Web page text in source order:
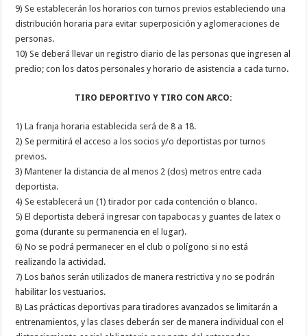
9) Se establecerán los horarios con turnos previos estableciendo una
distribución horaria para evitar superposición y aglomeraciones de
personas.
10) Se deberá llevar un registro diario de las personas que ingresen al
predio; con los datos personales y horario de asistencia a cada turno.
TIRO DEPORTIVO Y TIRO CON ARCO:
1) La franja horaria establecida será de 8 a 18.
2) Se permitirá el acceso a los socios y/o deportistas por turnos
previos.
3) Mantener la distancia de al menos 2 (dos) metros entre cada
deportista.
4) Se establecerá un (1) tirador por cada contención o blanco.
5) El deportista deberá ingresar con tapabocas y guantes de latex o
goma (durante su permanencia en el lugar).
6) No se podrá permanecer en el club o polígono si no está
realizando la actividad.
7) Los baños serán utilizados de manera restrictiva y no se podrán
habilitar los vestuarios.
8) Las prácticas deportivas para tiradores avanzados se limitarán a
entrenamientos, y las clases deberán ser de manera individual con el